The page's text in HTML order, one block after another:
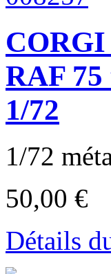
CORGI
RAF
1/72
1/72
50,00 €
Détails